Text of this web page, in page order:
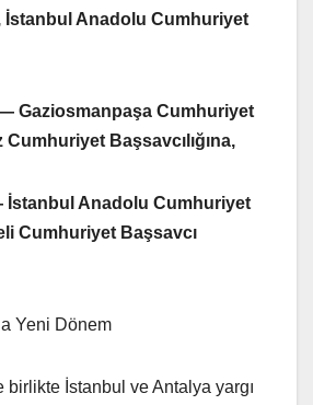
İstanbul Anadolu Cumhuriyet
Gaziosmanpaşa Cumhuriyet
Cumhuriyet Başsavcılığına,
İstanbul Anadolu Cumhuriyet
Cumhuriyet Başsavcı
Yeni Dönem
birlikte İstanbul ve Antalya yargı